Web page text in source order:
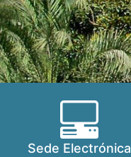
Sede Electrónica